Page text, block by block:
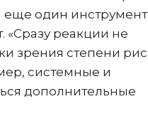
еще один инструмент
«Сразу реакции не
зрения степени
системные и
дополнительные